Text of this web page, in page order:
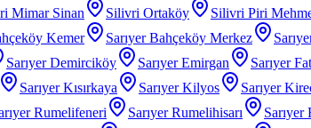
Mimar Sinan Silivri Ortaköy Silivri Piri
Kemer Sarıyer Bahçeköy Merkez
Sarıyer Demirciköy Sarıyer Emirgan Sarıyer
Sarıyer Kısırkaya Sarıyer Kilyos Sarıyer
Rumelifeneri Sarıyer Rumelihisarı Sarıyer